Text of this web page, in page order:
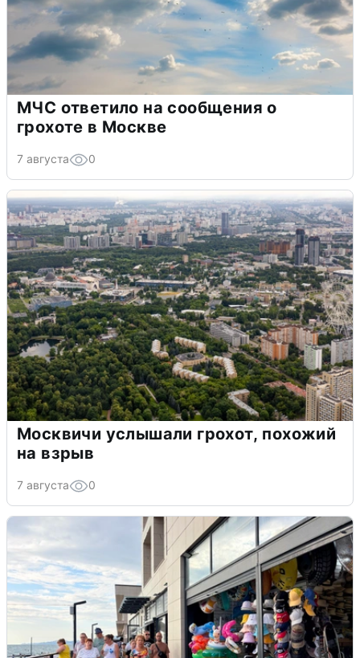
МЧС ответило на сообщения о
грохоте в Москве
7 августа 0
Москвичи услышали грохот, похожий
на взрыв
7 августа 0